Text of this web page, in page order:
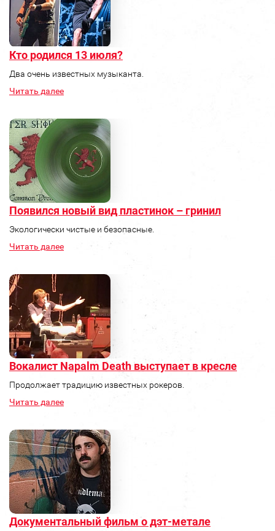
Кто родился 13 июля?
Два очень известных музыканта.
Читать далее
Появился новый вид пластинок – гринил
Экологически чистые и безопасные.
Читать далее
Вокалист Napalm Death выступает в кресле
Продолжает традицию известных рокеров.
Читать далее
Документальный фильм о дэт-метале